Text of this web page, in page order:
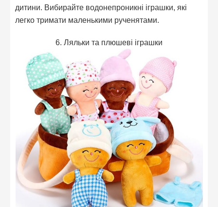
дитини. Вибирайте водонепроникні іграшки, які
легко тримати маленькими рученятами.
6. Ляльки та плюшеві іграшки